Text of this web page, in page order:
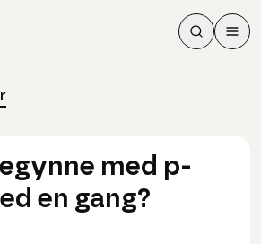
Søk
Søk
Meny
med p-
en gang?